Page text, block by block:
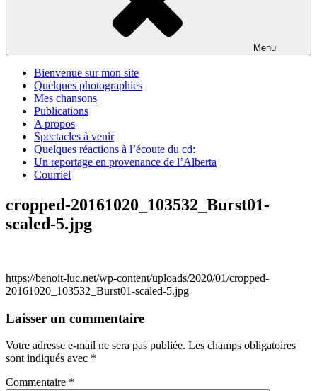
Menu
Bienvenue sur mon site
Quelques photographies
Mes chansons
Publications
A propos
Spectacles à venir
Quelques réactions à l’écoute du cd:
Un reportage en provenance de l’Alberta
Courriel
cropped-20161020_103532_Burst01-
scaled-5.jpg
https://benoit-luc.net/wp-content/uploads/2020/01/cropped-
20161020_103532_Burst01-scaled-5.jpg
Laisser un commentaire
Votre adresse e-mail ne sera pas publiée. Les champs obligatoires
sont indiqués avec *
Commentaire *